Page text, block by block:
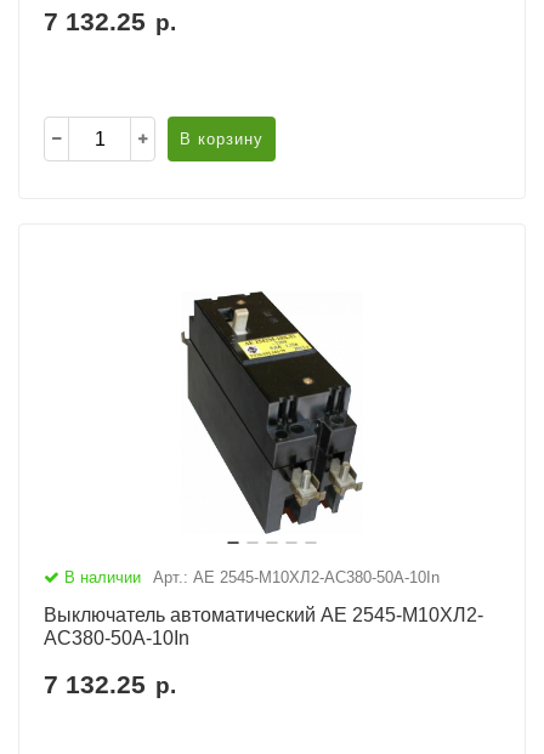
7 132.25 р.
В корзину
В наличии Арт.: АЕ 2545-М10ХЛ2-AC380-50А-10In
Выключатель автоматический АЕ 2545-М10ХЛ2-
AC380-50А-10In
7 132.25 р.